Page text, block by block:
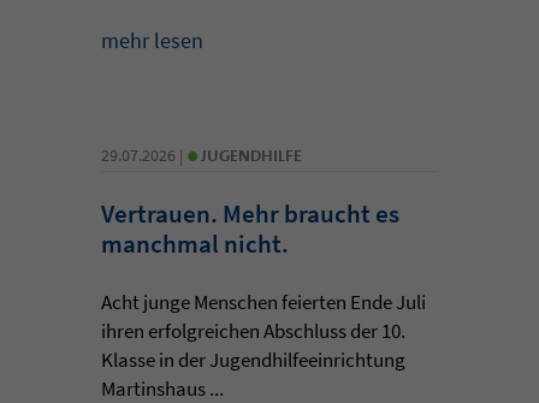
mehr lesen
29.07.2026 | • JUGENDHILFE
Vertrauen. Mehr braucht es
manchmal nicht.
Acht junge Menschen feierten Ende Juli
ihren erfolgreichen Abschluss der 10.
Klasse in der Jugendhilfeeinrichtung
Martinshaus ...